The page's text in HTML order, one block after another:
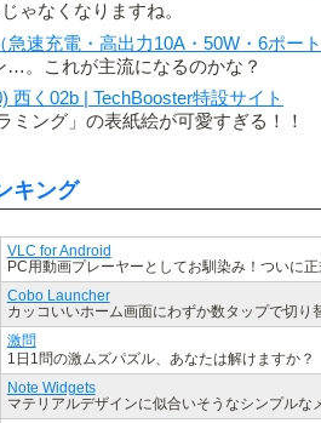
ゃなくなりますね。
速充電・高出力10A・50W・6ポー
…。これが主流になるのかな？
西く02b | TechBooster特設サイト
ミング」の表紙絵が可愛すぎる！！
キング
VLC for Android
PC用動画プレーヤーとしてお馴染み！ついに
Cobo Launcher
カッコいいホーム画面にわずか数タップで切り
激問
1日1問の激ムズパズル、あなたは解けますか？
Note Widgets
マテリアルデザインに似合いそうなシンプルな